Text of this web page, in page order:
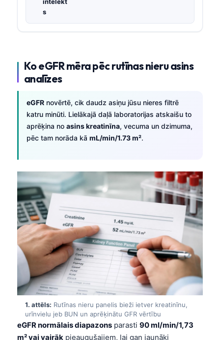
s
Ko eGFR mēra pēc rutīnas nieru asins
analīzes
eGFR novērtē, cik daudz asiņu jūsu nieres filtrē
katru minūti. Lielākajā daļā laboratorijas atskaišu to
aprēķina no asins kreatinīna, vecuma un dzimuma,
pēc tam norāda kā mL/min/1.73 m².
1. attēls: Rutīnas nieru panelis bieži ietver kreatinīnu,
urīnvielu jeb BUN un aprēķinātu GFR vērtību
eGFR normālais diapazons parasti 90 ml/min/1,73
m² vai vairāk pieaugušajiem, lai gan jaunāki